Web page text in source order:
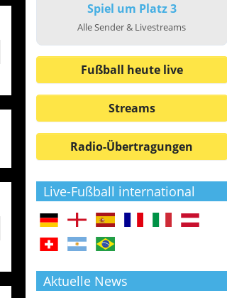
Spiel um Platz 3
Alle Sender & Livestreams
Fußball heute live
Streams
Radio-Übertragungen
Live-Fußball international
Aktuelle News